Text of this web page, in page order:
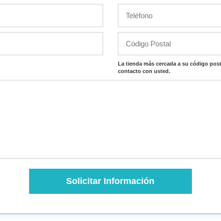
La tienda más cercada a su código
contacto con usted.
Solicitar Información